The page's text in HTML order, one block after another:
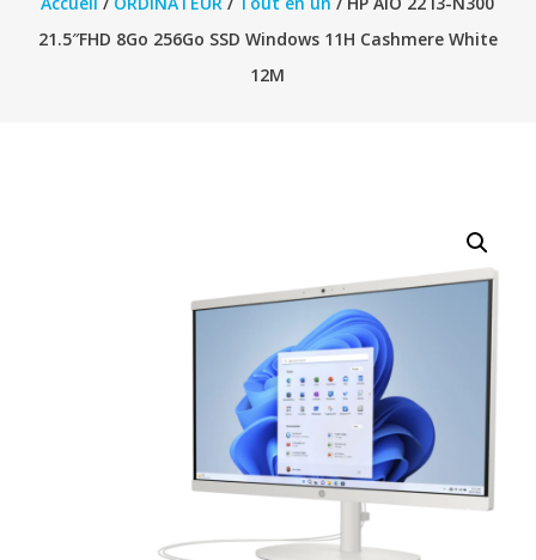
21.5″FHD 8Go 256Go SSD Windows 11H Cashmere White
12M